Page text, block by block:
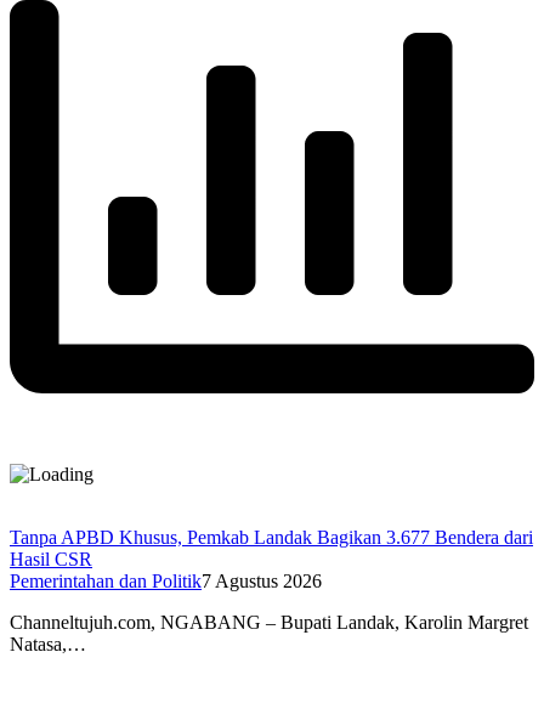
Tanpa APBD Khusus, Pemkab Landak Bagikan 3.677 Bendera dari
Hasil CSR
Pemerintahan dan Politik7 Agustus 2026
Channeltujuh.com, NGABANG – Bupati Landak, Karolin Margret
Natasa,…